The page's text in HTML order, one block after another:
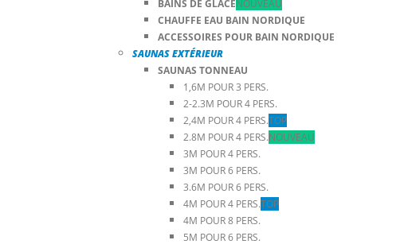
BAINS DE GLACENOUVEAU
CHAUFFE EAU BAIN NORDIQUE
ACCESSOIRES POUR BAIN NORDIQUE
SAUNAS EXTÉRIEUR
SAUNAS TONNEAU
1,6M POUR 3 PERS.
2-2.3M POUR 4 PERS.
2,4M POUR 4 PERS.TOP
2.8M POUR 4 PERS.NOUVEAU
3M POUR 4 PERS.
3M POUR 6 PERS.
3.6M POUR 6 PERS.
4M POUR 4 PERS.TOP
4M POUR 8 PERS.
5M POUR 6 PERS.